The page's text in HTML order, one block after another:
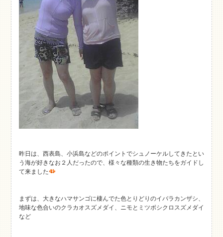
昨日は、西表島、小浜島などのポイントでシュノーケルしてきたとい
う海が好きなお２人だったので、様々な種類の生き物たちをガイドし
て来ました
まずは、大きなハマサンゴに棲んでた色とりどりのイバラカンザシ、
地味な色合いのクラカオスズメダイ、ニモとミツボシクロスズメダイ
など